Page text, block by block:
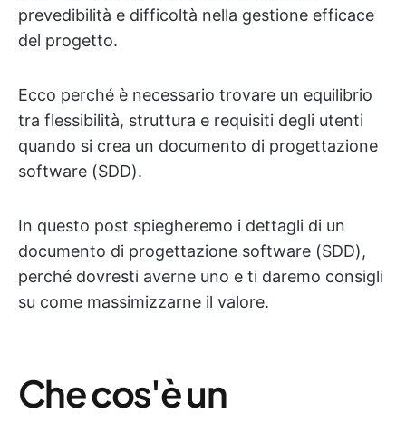
prevedibilità e difficoltà nella gestione efficace
del progetto.
Ecco perché è necessario trovare un equilibrio
tra flessibilità, struttura e requisiti degli utenti
quando si crea un documento di progettazione
software (SDD).
In questo post spiegheremo i dettagli di un
documento di progettazione software (SDD),
perché dovresti averne uno e ti daremo consigli
su come massimizzarne il valore.
Che cos'è un